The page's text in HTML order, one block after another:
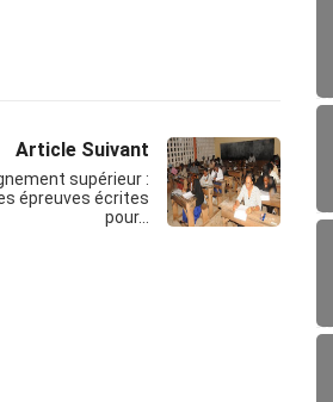
Article Suivant
supérieur :
épreuves écrites
pour…